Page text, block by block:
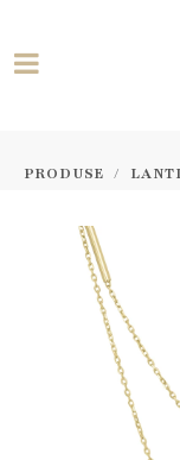
PRODUSE